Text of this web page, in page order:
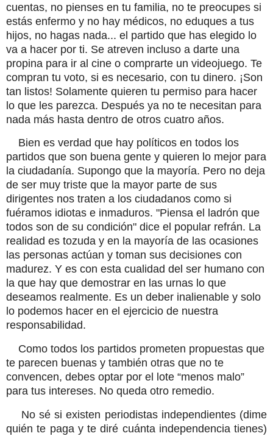
cuentas, no pienses en tu familia, no te preocupes si
estás enfermo y no hay médicos, no eduques a tus
hijos, no hagas nada... el partido que has elegido lo
va a hacer por ti. Se atreven incluso a darte una
propina para ir al cine o comprarte un videojuego. Te
compran tu voto, si es necesario, con tu dinero. ¡Son
tan listos! Solamente quieren tu permiso para hacer
lo que les parezca. Después ya no te necesitan para
nada más hasta dentro de otros cuatro años.
Bien es verdad que hay políticos en todos los
partidos que son buena gente y quieren lo mejor para
la ciudadanía. Supongo que la mayoría. Pero no deja
de ser muy triste que la mayor parte de sus
dirigentes nos traten a los ciudadanos como si
fuéramos idiotas e inmaduros. "Piensa el ladrón que
todos son de su condición" dice el popular refrán. La
realidad es tozuda y en la mayoría de las ocasiones
las personas actúan y toman sus decisiones con
madurez. Y es con esta cualidad del ser humano con
la que hay que demostrar en las urnas lo que
deseamos realmente. Es un deber inalienable y solo
lo podemos hacer en el ejercicio de nuestra
responsabilidad.
Como todos los partidos prometen propuestas que
te parecen buenas y también otras que no te
convencen, debes optar por el lote “menos malo”
para tus intereses. No queda otro remedio.
No sé si existen periodistas independientes (dime
quién te paga y te diré cuánta independencia tienes)